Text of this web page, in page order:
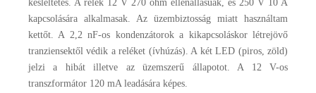
késleltetés. A relék 12 V 270 ohm ellenállásúak, és 250 V 10 A
kapcsolására alkalmasak. Az üzembiztosság miatt használtam
kettőt. A 2,2 nF-os kondenzátorok a kikapcsoláskor létrejövő
tranziensektől védik a reléket (ívhúzás). A két LED (piros, zöld)
jelzi a hibát illetve az üzemszerű állapotot. A 12 V-os
transzformátor 120 mA leadására képes.